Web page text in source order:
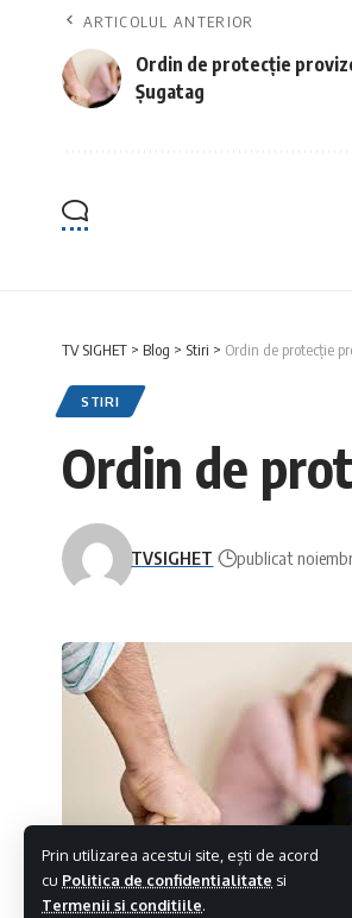
Prin utilizarea acestui site, ești de acord
cu Politica de confidentialitate si
Termenii si conditiile.
ARTICOLUL ANTERIOR
Ordin de protecție
Șugatag
TV SIGHET > Blog > Stiri > Ordin de protecție
STIRI
Ordin de
TVSIGHET publicat